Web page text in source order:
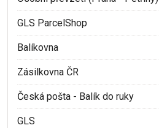
GLS ParcelShop
Balíkovna
Zásilkovna ČR
Česká pošta - Balík do ruky
GLS